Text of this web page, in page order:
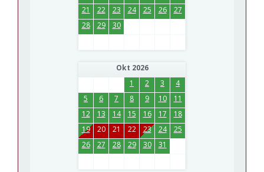
21
22 23 24 25 26
27
28
29 30
Okt 2026
1
2 3
4
5
6 7 8 9 10
11
12
13 14 15 16 17
18
19
20 21 22 23 24
25
26
27 28 29 30 31